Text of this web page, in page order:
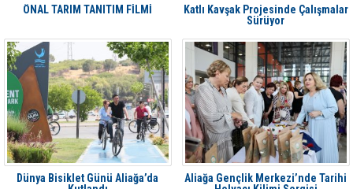
ÖNAL TARIM TANITIM FİLMİ
Katlı Kavşak Projesinde Çalışmalar
Sürüyor
Dünya Bisiklet Günü Aliağa’da
Aliağa Gençlik Merkezi’nde Tarihi